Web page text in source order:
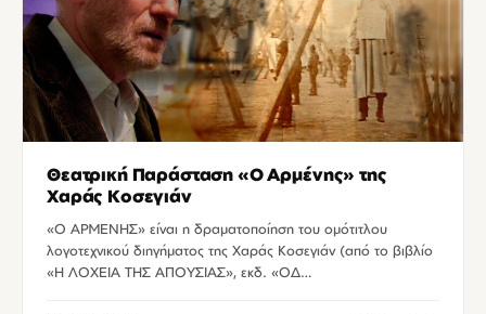
Θεατρική Παράσταση «Ο Αρμένης» της
Χαράς Κοσεγιάν
«O ΑΡΜΕΝΗΣ» είναι η δραματοποίηση του ομότιτλου
λογοτεχνικού διηγήματος της Χαράς Κοσεγιάν (από το βιβλίο
«Η ΛΟΧΕΙΑ ΤΗΣ ΑΠΟΥΣΙΑΣ», εκδ. «ΟΔ…